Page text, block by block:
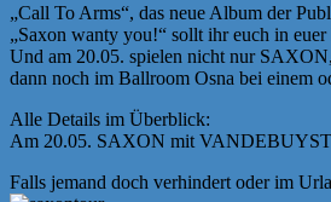
„Call To Arms“, das neue Album der
„Saxon wanty you!“ sollt ihr euch in
Und am 20.05. spielen nicht nur
dann noch im Ballroom Osna bei einem
Alle Details im Überblick:
Am 20.05. SAXON mit VANDEBUYST
Falls jemand doch verhindert oder im